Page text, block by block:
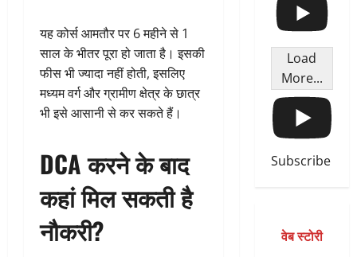
यह कोर्स आमतौर पर 6 महीने से 1
साल के भीतर पूरा हो जाता है। इसकी
फीस भी ज्यादा नहीं होती, इसलिए
मध्यम वर्ग और ग्रामीण क्षेत्र के छात्र
भी इसे आसानी से कर सकते हैं।
DCA करने के बाद
कहां मिल सकती है
नौकरी?
Load
More...
Subscribe
वेब स्टोरी